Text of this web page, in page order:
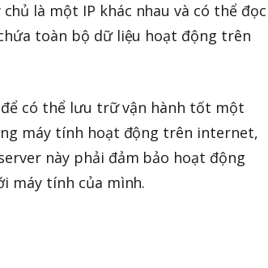
là một IP khác nhau và có thể đọc
toàn bộ dữ liệu hoạt động trên
có thể lưu trữ vận hành tốt một
máy tính hoạt động trên internet,
này phải đảm bảo hoạt động
máy tính của mình.